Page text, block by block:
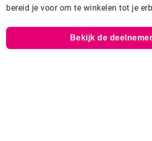
bereid je voor om te winkelen tot je
Bekijk de